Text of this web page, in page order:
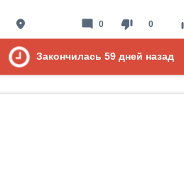
place thumb_down 0
mode_comment 0
Закончилась 59 дней назад